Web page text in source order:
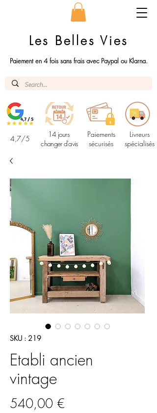
Les Belles Vies
Paiement en 4 fois sans frais avec Paypal ou Klarna.
4,7/5
14 jours
changer d'avis
Paiements
sécurisés
Livreurs
spécialisés
SKU : 219
Etabli ancien
vintage
540,00 €